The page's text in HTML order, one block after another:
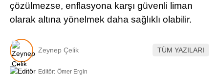
çözülmezse, enflasyona karşı güvenli liman
olarak altına yönelmek daha sağlıklı olabilir.
Zeynep Çelik TÜM YAZILARI
Editör: Ömer Ergin